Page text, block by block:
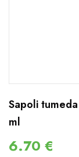
Sapoli
ml
6.70 €